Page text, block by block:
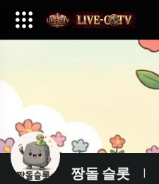
짱돌 슬롯 |